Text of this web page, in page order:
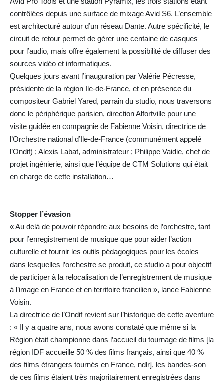
contrôlées depuis une surface de mixage Avid S6. L’ensemble
est architecturé autour d’un réseau Dante. Autre spécificité, le
circuit de retour permet de gérer une centaine de casques
pour l’audio, mais offre également la possibilité de diffuser des
sources vidéo et informatiques.
Quelques jours avant l’inauguration par Valérie Pécresse,
présidente de la région Ile-de-France, et en présence du
compositeur Gabriel Yared, parrain du studio, nous traversons
donc le périphérique parisien, direction Alfortville pour une
visite guidée en compagnie de Fabienne Voisin, directrice de
l’Orchestre national d’Ile-de-France (communément appelé
l’Ondif) ; Alexis Labat, administrateur ; Philippe Vaidie, chef de
projet ingénierie, ainsi que l’équipe de CTM Solutions qui était
en charge de cette installation…
Stopper l’évasion
« Au delà de pouvoir répondre aux besoins de l’orchestre, tant
pour l’enregistrement de musique que pour aider l’action
culturelle et fournir les outils pédagogiques pour les écoles
dans lesquelles l’orchestre se produit, ce studio a pour objectif
de participer à la relocalisation de l’enregistrement de musique
à l’image en France et en territoire francilien », lance Fabienne
Voisin.
La directrice de l’Ondif revient sur l’historique de cette aventure
: « Il y a quatre ans, nous avons constaté que même si la
Région était championne dans l’accueil du tournage de films [la
région IDF accueille 50 % des films français, ainsi que 40 %
des films étrangers tournés en France, ndlr], les bandes-son
de ces films étaient très majoritairement enregistrées dans